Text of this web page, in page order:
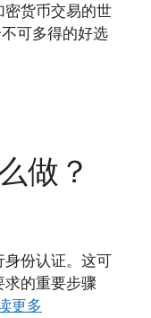
密货币交易的世
可多得的好选
做？
身份认证。这可
求的重要步骤
更多